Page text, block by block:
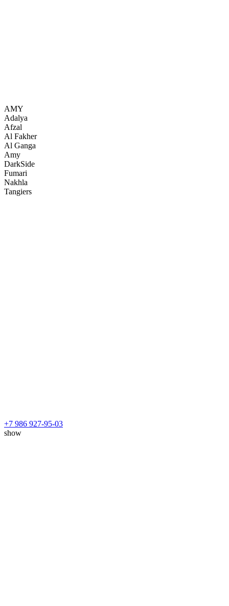
AMY
Adalya
Afzal
Al Fakher
Al Ganga
Amy
DarkSide
Fumari
Nakhla
Tangiers
+7 986 927-95-03
show